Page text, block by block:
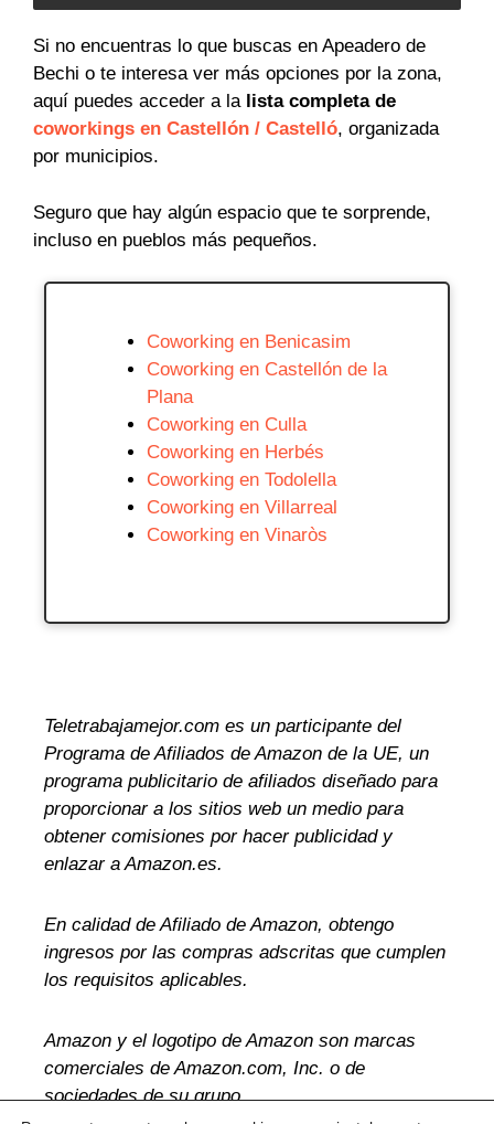
Si no encuentras lo que buscas en Apeadero de
Bechi o te interesa ver más opciones por la zona,
aquí puedes acceder a lalista completa de
coworkings en Castellón / Castelló, organizada
por municipios.
Seguro que hay algún espacio que te sorprende,
incluso en pueblos más pequeños.
Coworking en Benicasim
Coworking en Castellón de la
Plana
Coworking en Culla
Coworking en Herbés
Coworking en Todolella
Coworking en Villarreal
Coworking en Vinaròs
Teletrabajamejor.com es un participante del
Programa de Afiliados de Amazon de la UE, un
programa publicitario de afiliados diseñado para
proporcionar a los sitios web un medio para
obtener comisiones por hacer publicidad y
enlazar a Amazon.es.
En calidad de Afiliado de Amazon, obtengo
ingresos por las compras adscritas que cumplen
los requisitos aplicables.
Amazon y el logotipo de Amazon son marcas
comerciales de Amazon.com, Inc. o de
sociedades de su grupo.